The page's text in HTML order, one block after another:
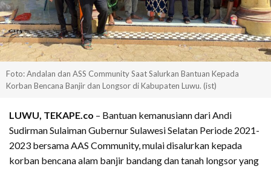
Foto: Andalan dan ASS Community Saat Salurkan Bantuan Kepada
Korban Bencana Banjir dan Longsor di Kabupaten Luwu. (ist)
LUWU, TEKAPE.co – Bantuan kemanusiann dari Andi
Sudirman Sulaiman Gubernur Sulawesi Selatan Periode 2021-
2023 bersama AAS Community, mulai disalurkan kepada
korban bencana alam banjir bandang dan tanah longsor yang